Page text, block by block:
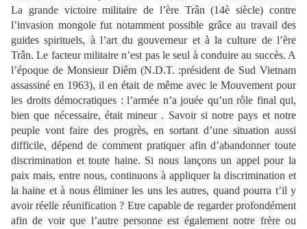
La grande victoire militaire de l’ère Trân (14è siècle) contre
l’invasion mongole fut notamment possible grâce au travail des
guides spirituels, à l’art du gouverneur et à la culture de l’ère
Trân. Le facteur militaire n’est pas le seul à conduire au succès. A
l’époque de Monsieur Diêm (N.D.T. :président de Sud Vietnam
assassiné en 1963), il en était de même avec le Mouvement pour
les droits démocratiques : l’armée n’a jouée qu’un rôle final qui,
bien que nécessaire, était mineur . Savoir si notre pays et notre
peuple vont faire des progrès, en sortant d’une situation aussi
difficile, dépend de comment pratiquer afin d’abandonner toute
discrimination et toute haine. Si nous lançons un appel pour la
paix mais, entre nous, continuons à appliquer la discrimination et
la haine et à nous éliminer les uns les autres, quand pourra t’il y
avoir réelle réunification ? Etre capable de regarder profondément
afin de voir que l’autre personne est également notre frère ou